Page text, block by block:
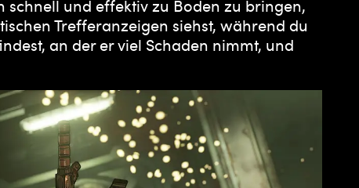
und effektiv zu Boden zu bringen,
Trefferanzeigen siehst, während du
an der er viel Schaden nimmt, und